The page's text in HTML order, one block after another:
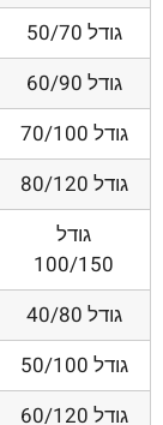
גודל 50/70
גודל 60/90
גודל 70/100
גודל 80/120
גודל
100/150
גודל 40/80
גודל 50/100
גודל 60/120